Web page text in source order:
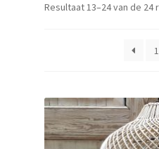
spijlenbedden
spijlenbedden
spijlenbedden
Resultaat 13–24 van de
1